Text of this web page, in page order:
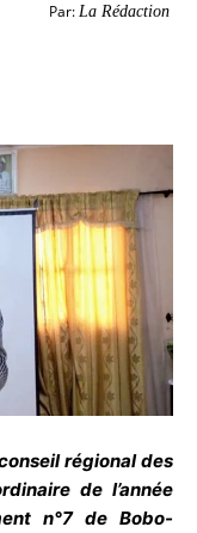
Par: La Rédaction
régional des
de l’année
n°7 de Bobo-